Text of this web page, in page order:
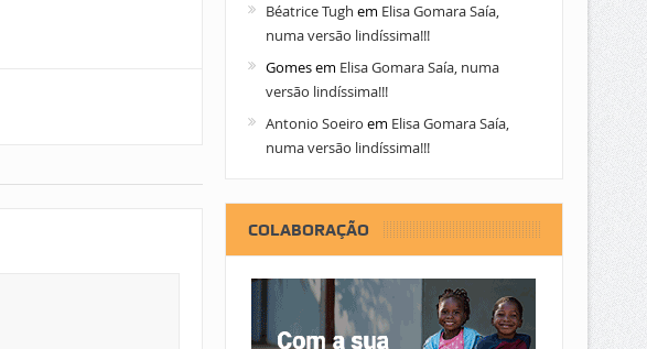
Béatrice Tugh em Elisa Gomara Saía,
numa versão lindíssima!!!
Gomesem Elisa Gomara Saía, numa
versão lindíssima!!!
Antonio Soeiro em Elisa Gomara Saía,
numa versão lindíssima!!!
COLABORAÇÃO